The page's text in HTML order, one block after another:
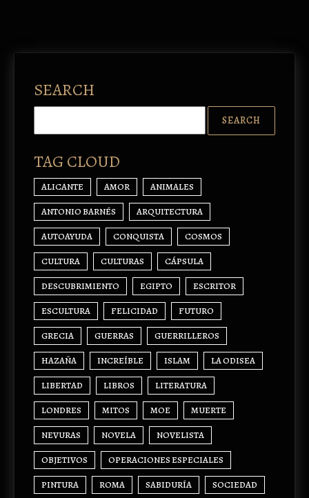
SEARCH
TAG CLOUD
ALICANTE AMOR ANIMALES
ANTONIO BARNÉS ARQUITECTURA
AUTOAYUDA CONQUISTA COSMOS
CULTURA CULTURAS CÁPSULA
DESCUBRIMIENTO EGIPTO ESCRITOR
ESCULTURA FELICIDAD FUTURO
GRECIA GUERRAS GUERRILLEROS
HAZAÑA INCREÍBLE ISLAM LA ODISEA
LIBERTAD LIBROS LITERATURA
LONDRES MITOS MOE MUERTE
NEVURAS NOVELA NOVELISTA
OBJETIVOS OPERACIONES ESPECIALES
PINTURA ROMA SABIDURÍA SOCIEDAD